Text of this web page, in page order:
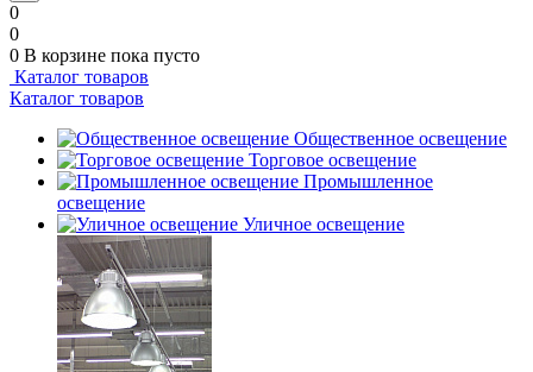
0
0
0 В корзине пока пусто
Каталог товаров
Каталог товаров
Общественное освещение
Торговое освещение
Промышленное
освещение
Уличное освещение